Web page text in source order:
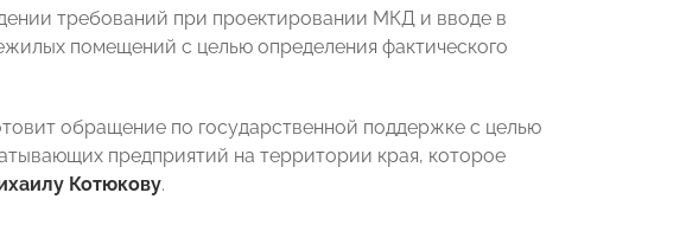
требований при проектировании МКД и вводе в
помещений с целью определения фактического
обращение по государственной поддержке с целью
предприятий на территории края, которое
Котюкову.